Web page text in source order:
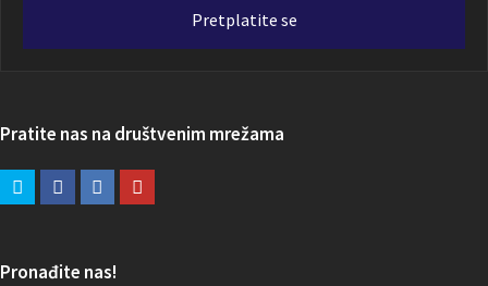
Pretplatite se
Pratite nas na društvenim mrežama
Pronađite nas!